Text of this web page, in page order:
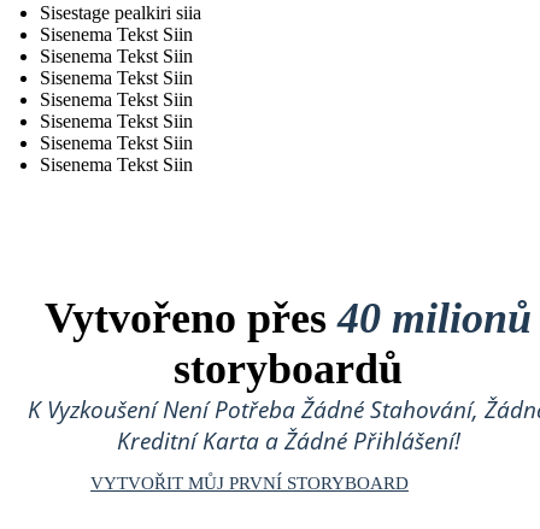
Sisestage pealkiri siia
Sisenema Tekst Siin
Sisenema Tekst Siin
Sisenema Tekst Siin
Sisenema Tekst Siin
Sisenema Tekst Siin
Sisenema Tekst Siin
Sisenema Tekst Siin
Vytvořeno přes40 milionů
storyboardů
K Vyzkoušení Není Potřeba Žádné Stahování,
Kreditní Karta a Žádné Přihlášení!
VYTVOŘIT MŮJ PRVNÍ STORYBOARD